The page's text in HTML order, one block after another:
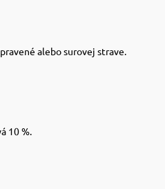
alebo surovej strave.
10 %.